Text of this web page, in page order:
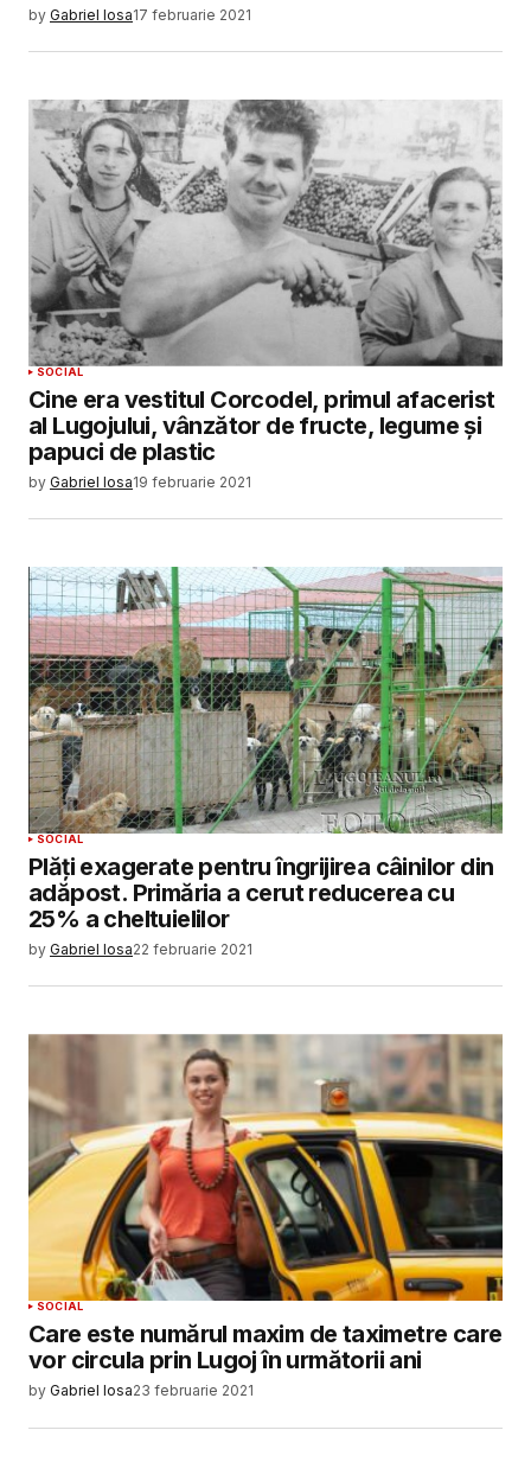
by Gabriel Iosa17 februarie 2021
SOCIAL
Cine era vestitul Corcodel, primul afacerist
al Lugojului, vânzător de fructe, legume și
papuci de plastic
by Gabriel Iosa19 februarie 2021
SOCIAL
Plăți exagerate pentru îngrijirea câinilor din
adăpost. Primăria a cerut reducerea cu
25% a cheltuielilor
by Gabriel Iosa22 februarie 2021
SOCIAL
Care este numărul maxim de taximetre care
vor circula prin Lugoj în următorii ani
by Gabriel Iosa23 februarie 2021